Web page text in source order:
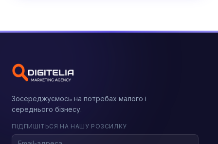
Зосереджуємось на потребах малого і
середнього бізнесу.
ПІДПИШІТЬСЯ НА НАШУ РОЗСИЛКУ